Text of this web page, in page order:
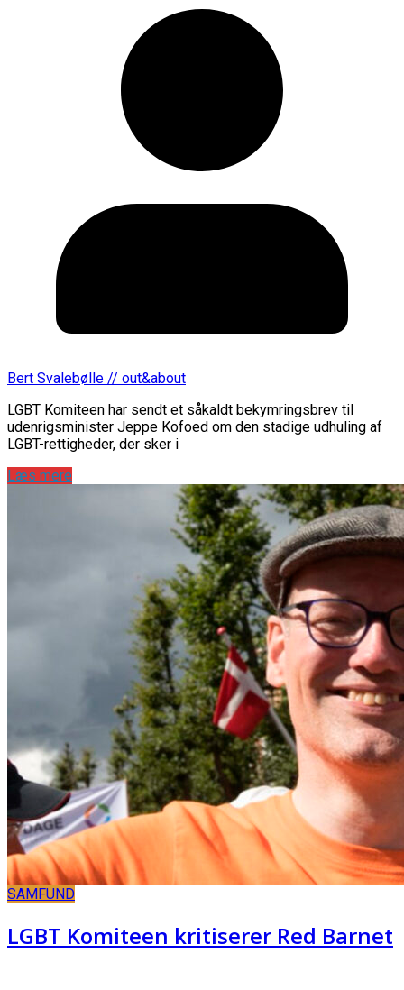
Bert Svalebølle // out&about
LGBT Komiteen har sendt et såkaldt bekymringsbrev til
udenrigsminister Jeppe Kofoed om den stadige udhuling af
LGBT-rettigheder, der sker i
Læs mere
SAMFUND
LGBT Komiteen kritiserer Red Barnet